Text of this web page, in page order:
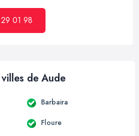
01 98
de Aude
Barbaira
Floure